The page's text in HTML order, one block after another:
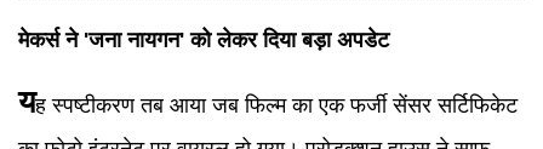
मेकर्स ने 'जना नायगन' को लेकर दिया बड़ा अपडेट
यह स्पष्टीकरण तब आया जब फिल्म का एक फर्जी सेंसर सर्टिफिकेट